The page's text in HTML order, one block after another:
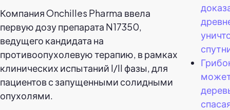
Компания Onchilles Pharma ввела
первую дозу препарата N17350,
ведущего кандидата на
противоопухолевую терапию, в рамках
клинических испытаний I/II фазы, для
пациентов с запущенными солидными
опухолями.